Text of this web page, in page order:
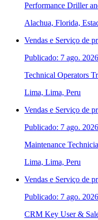
Performance Driller
Alachua, Florida,
Vendas e Serviço de
Publicado: 7 ago. 2026
Technical Operators
Lima, Lima, Peru
Vendas e Serviço de
Publicado: 7 ago. 2026
Maintenance
Lima, Lima, Peru
Vendas e Serviço de
Publicado: 7 ago. 2026
CRM Key User &